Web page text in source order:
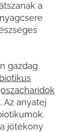
a
gazdag
Az anyatej
jótékony